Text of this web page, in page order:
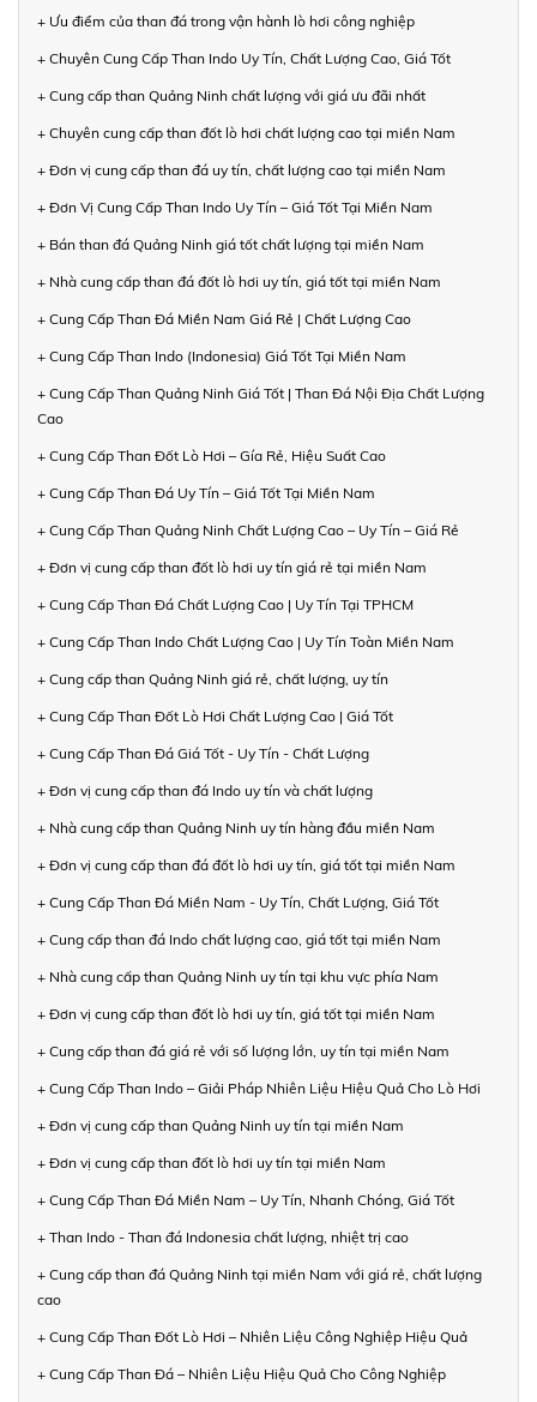
+ Ưu điểm của than đá trong vận hành lò hơi công nghiệp
+ Chuyên Cung Cấp Than Indo Uy Tín, Chất Lượng Cao, Giá Tốt
+ Cung cấp than Quảng Ninh chất lượng với giá ưu đãi nhất
+ Chuyên cung cấp than đốt lò hơi chất lượng cao tại miền Nam
+ Đơn vị cung cấp than đá uy tín, chất lượng cao tại miền Nam
+ Đơn Vị Cung Cấp Than Indo Uy Tín – Giá Tốt Tại Miền Nam
+ Bán than đá Quảng Ninh giá tốt chất lượng tại miền Nam
+ Nhà cung cấp than đá đốt lò hơi uy tín, giá tốt tại miền Nam
+ Cung Cấp Than Đá Miền Nam Giá Rẻ | Chất Lượng Cao
+ Cung Cấp Than Indo (Indonesia) Giá Tốt Tại Miền Nam
+ Cung Cấp Than Quảng Ninh Giá Tốt | Than Đá Nội Địa Chất Lượng
Cao
+ Cung Cấp Than Đốt Lò Hơi – Gía Rẻ, Hiệu Suất Cao
+ Cung Cấp Than Đá Uy Tín – Giá Tốt Tại Miền Nam
+ Cung Cấp Than Quảng Ninh Chất Lượng Cao – Uy Tín – Giá Rẻ
+ Đơn vị cung cấp than đốt lò hơi uy tín giá rẻ tại miền Nam
+ Cung Cấp Than Đá Chất Lượng Cao | Uy Tín Tại TPHCM
+ Cung Cấp Than Indo Chất Lượng Cao | Uy Tín Toàn Miền Nam
+ Cung cấp than Quảng Ninh giá rẻ, chất lượng, uy tín
+ Cung Cấp Than Đốt Lò Hơi Chất Lượng Cao | Giá Tốt
+ Cung Cấp Than Đá Giá Tốt - Uy Tín - Chất Lượng
+ Đơn vị cung cấp than đá Indo uy tín và chất lượng
+ Nhà cung cấp than Quảng Ninh uy tín hàng đầu miền Nam
+ Đơn vị cung cấp than đá đốt lò hơi uy tín, giá tốt tại miền Nam
+ Cung Cấp Than Đá Miền Nam - Uy Tín, Chất Lượng, Giá Tốt
+ Cung cấp than đá Indo chất lượng cao, giá tốt tại miền Nam
+ Nhà cung cấp than Quảng Ninh uy tín tại khu vực phía Nam
+ Đơn vị cung cấp than đốt lò hơi uy tín, giá tốt tại miền Nam
+ Cung cấp than đá giá rẻ với số lượng lớn, uy tín tại miền Nam
+ Cung Cấp Than Indo – Giải Pháp Nhiên Liệu Hiệu Quả Cho Lò Hơi
+ Đơn vị cung cấp than Quảng Ninh uy tín tại miền Nam
+ Đơn vị cung cấp than đốt lò hơi uy tín tại miền Nam
+ Cung Cấp Than Đá Miền Nam – Uy Tín, Nhanh Chóng, Giá Tốt
+ Than Indo - Than đá Indonesia chất lượng, nhiệt trị cao
+ Cung cấp than đá Quảng Ninh tại miền Nam với giá rẻ, chất lượng
cao
+ Cung Cấp Than Đốt Lò Hơi – Nhiên Liệu Công Nghiệp Hiệu Quả
+ Cung Cấp Than Đá – Nhiên Liệu Hiệu Quả Cho Công Nghiệp